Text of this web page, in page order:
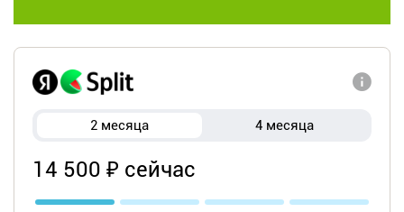
2 месяца 4 месяца
14 500 ₽ сейчас